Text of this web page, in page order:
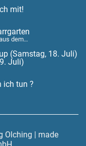
mit!
dem…
(Samstag, 18. Juli)
Juli)
ich tun ?
Olching | made